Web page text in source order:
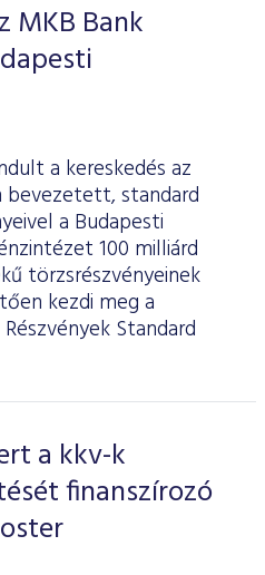
MKB Bank
a kereskedés az
bevezetett, standard
a Budapesti
100 milliárd
törzsrészvényeinek
kezdi meg a
Standard
a kkv-k
finanszírozó